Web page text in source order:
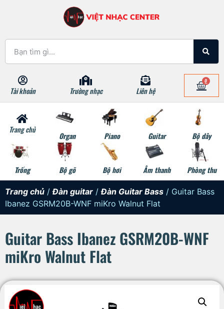
Tài khoản Trường nhạc Liên hệ
0
Trang chủ
Organ Piano Guitar Bộ dây
Trống Bộ gõ Bộ hơi Âm thanh Phòng thu
Trang chủ /Đàn guitar /Đàn Guitar Bass / Guitar Bass
Ibanez GSRM20B-WNF miKro Walnut Flat
Guitar Bass Ibanez GSRM20B-WNF
miKro Walnut Flat